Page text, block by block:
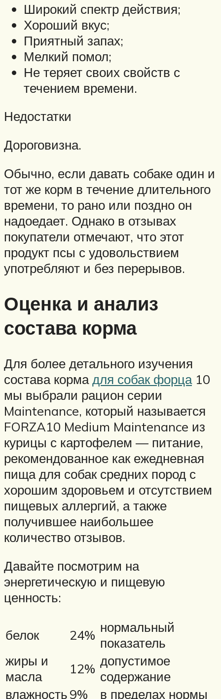
Широкий спектр действия;
Хороший вкус;
Приятный запах;
Мелкий помол;
Не теряет своих свойств с
течением времени.
Недостатки
Дороговизна.
Обычно, если давать собаке один и
тот же корм в течение длительного
времени, то рано или поздно он
надоедает. Однако в отзывах
покупатели отмечают, что этот
продукт псы с удовольствием
употребляют и без перерывов.
Оценка и анализ
состава корма
Для более детального изучения
состава кормадля собак форца10
мы выбрали рацион серии
Maintenance, который называется
FORZA10 Medium Maintenance из
курицы с картофелем — питание,
рекомендованное как ежедневная
пища для собак средних пород с
хорошим здоровьем и отсутствием
пищевых аллергий, а также
получившее наибольшее
количество отзывов.
Давайте посмотрим на
энергетическую и пищевую
ценность:
белок 24% нормальный
показатель
жиры и
масла
12% допустимое
содержание
влажность9% в пределах нормы